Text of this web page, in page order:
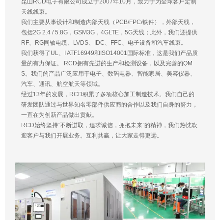
昆山RCD电子有限公司成立于2007年10月，致力于为全球客户定制
天线线束。
我们主要从事设计和制造内部天线（PCB/FPC/铁件），外部天线，
包括2G 2.4 / 5.8G，GSM3G，4GLTE，5G天线；此外，我们还提供
RF、RG同轴电缆、LVDS、IDC、FFC、电子设备和汽车线束。
我们获得了UL、I ATF16949和ISO14001国际标准，这是我们产品质
量的有力保证。 RCD拥有先进的生产和检测设备，以及完善的QM
S。我们的产品广泛应用于电子、数码电器、智能家居、美容仪器、
汽车、通讯、航空航天等领域。
经过13年的发展，RCD积累了多项核心加工制造技术。我们自己的
研发团队通过与世界知名零部件供应商的合作以及我们自身的努力，
一直在为创新产品做出贡献。
RCD始终坚持“不断进取，追求诚信，拥抱未来”的精神，我们热忱欢
迎客户与我们开展业务。互利共赢，让大家走得更远。